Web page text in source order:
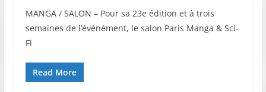
MANGA / SALON – Pour sa 23e édition et à trois
semaines de l’événément, le salon Paris Manga & Sci-
Fi
Read More